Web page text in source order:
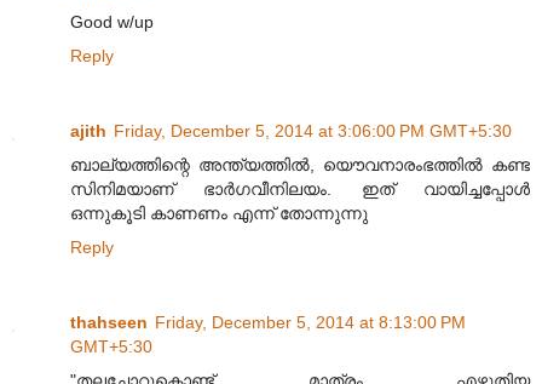
Good w/up
Reply
ajith Friday, December 5, 2014 at 3:06:00 PM GMT+5:30
ബാല്യത്തിന്റെ അന്ത്യത്തില്‍, യൌവനാരംഭത്തില്‍ കണ്ട
സിനിമയാണ് ഭാര്‍ഗവീനിലയം. ഇത് വായിച്ചപ്പോള്‍
ഒന്നുകൂടി കാണണം എന്ന് തോന്നുന്നു
Reply
thahseen Friday, December 5, 2014 at 8:13:00 PM
GMT+5:30